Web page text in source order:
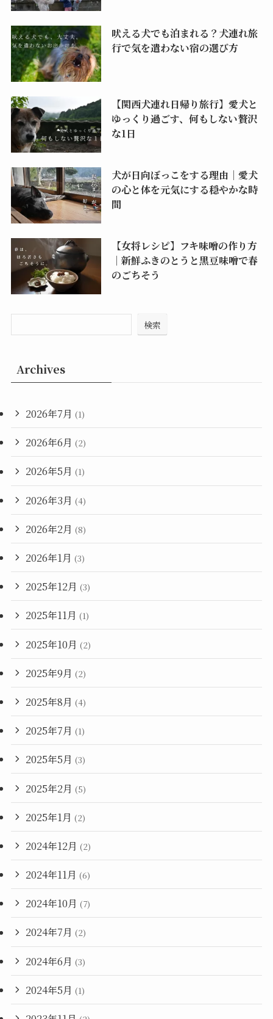
吠える犬でも泊まれる？犬連れ旅
行で気を遣わない宿の選び方
【関西犬連れ日帰り旅行】愛犬と
ゆっくり過ごす、何もしない贅沢
な1日
犬が日向ぼっこをする理由｜愛犬
の心と体を元気にする穏やかな時
間
【女将レシピ】フキ味噌の作り方
｜新鮮ふきのとうと黒豆味噌で春
のごちそう
検索
Archives
2026年7月 (1)
2026年6月 (2)
2026年5月 (1)
2026年3月 (4)
2026年2月 (8)
2026年1月 (3)
2025年12月 (3)
2025年11月 (1)
2025年10月 (2)
2025年9月 (2)
2025年8月 (4)
2025年7月 (1)
2025年5月 (3)
2025年2月 (5)
2025年1月 (2)
2024年12月 (2)
2024年11月 (6)
2024年10月 (7)
2024年7月 (2)
2024年6月 (3)
2024年5月 (1)